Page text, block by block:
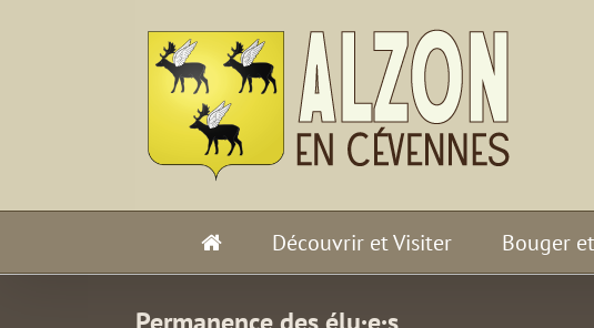
Découvrir et Visiter Bouger